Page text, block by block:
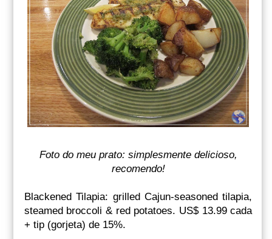
Foto do meu prato: simplesmente delicioso,
recomendo!
Blackened Tilapia: grilled Cajun-seasoned tilapia,
steamed broccoli & red potatoes. US$ 13.99 cada
+ tip (gorjeta) de 15%.